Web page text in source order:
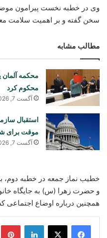
وی در خطبه نخست پیرامون
سخن گفته و بر اهمیت سلامت
مطالب مشابه
محکمه آلمان
محکوم کرد
آگست 7, 2026
استقبال
موقت برای
آگست 7, 2026
خطیب نماز جمعه در خطبه
و حضرت زهرا (س) به جایگاه
همچنین درباره اوضاع
LinkedIn